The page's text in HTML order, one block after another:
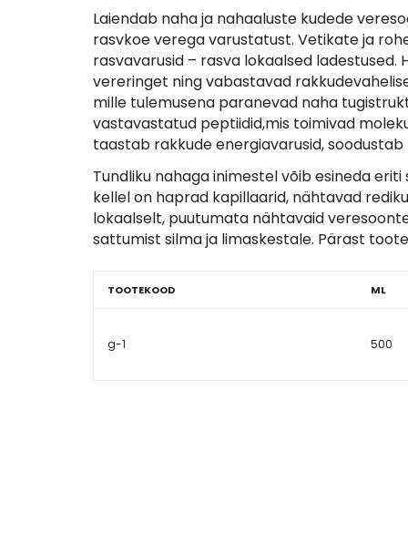
Laiendab naha ja nahaaluste kudede
rasvkoe verega varustatust. Vetikate ja
rasvavarusid – rasva lokaalsed
vereringet ning vabastavad
mille tulemusena paranevad naha
vastavastatud peptiidid,mis toimivad
taastab rakkude energiavarusid,
Tundliku nahaga inimestel võib esineda
kellel on haprad kapillaarid, nähtavad
lokaalselt, puutumata nähtavaid
sattumist silma ja limaskestale. Pärast
TOOTEKOOD ML
g-1 500